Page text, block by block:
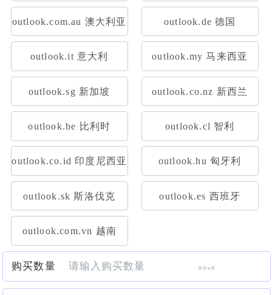
outlook.com.au 澳大利亚 outlook.de 德国
outlook.it 意大利 outlook.my 马来西亚
outlook.sg 新加坡 outlook.co.nz 新西兰
outlook.be 比利时 outlook.cl 智利
outlook.co.id 印度尼西亚 outlook.hu 匈牙利
outlook.sk 斯洛伐克 outlook.es 西班牙
outlook.com.vn 越南
购买数量 库存x张